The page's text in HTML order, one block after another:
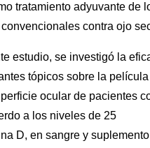
tratamiento adyuvante de
contra ojo
estudio, se investigó la
tópicos sobre la película
ocular de pacientes
a los niveles de 25
D, en sangre y